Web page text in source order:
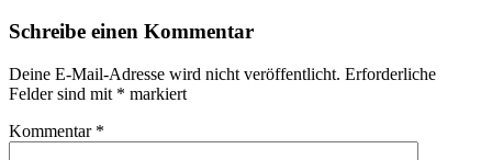
Schreibe einen Kommentar
Deine E-Mail-Adresse wird nicht veröffentlicht. Erforderliche
Felder sind mit * markiert
Kommentar *